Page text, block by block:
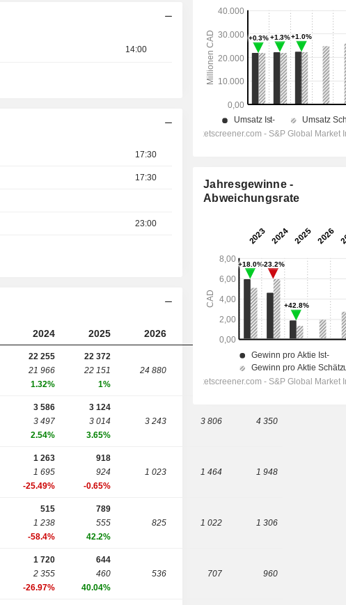
14:00
17:30
17:30
23:00
2024 2025 2026 2028
22 255
21 966
1.32%
22 372
22 151
1%
24 880 27 692
3 586
3 497
2.54%
3 124
3 014
3.65%
3 243 3 806 4 350
1 263
1 695
-25.49%
918
924
-0.65%
1 023 1 464 1 948
515
1 238
-58.4%
789
555
42.2%
825 1 022 1 306
1 720
2 355
-26.97%
644
460
40.04%
536 707 960
Jahresgewinne -
Abweichungsrate